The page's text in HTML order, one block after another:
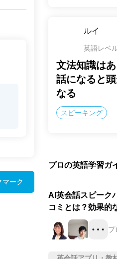
マーク
ルイ
英語レベ
文法知識は
話になると
なる
スピーキング
プロの英語学習ガ
AI英会話スピーク
コミとは？効果的
プロが徹底評価！
プ